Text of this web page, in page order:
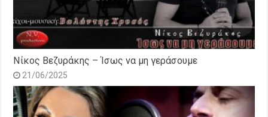
Νίκος Βεζυράκης – Ίσως να μη γεράσουμε
21/06/2025